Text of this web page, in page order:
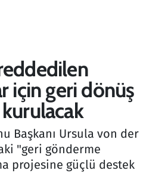
için geri dönüş
Başkanı Ursula von der
"geri gönderme
projesine güçlü destek